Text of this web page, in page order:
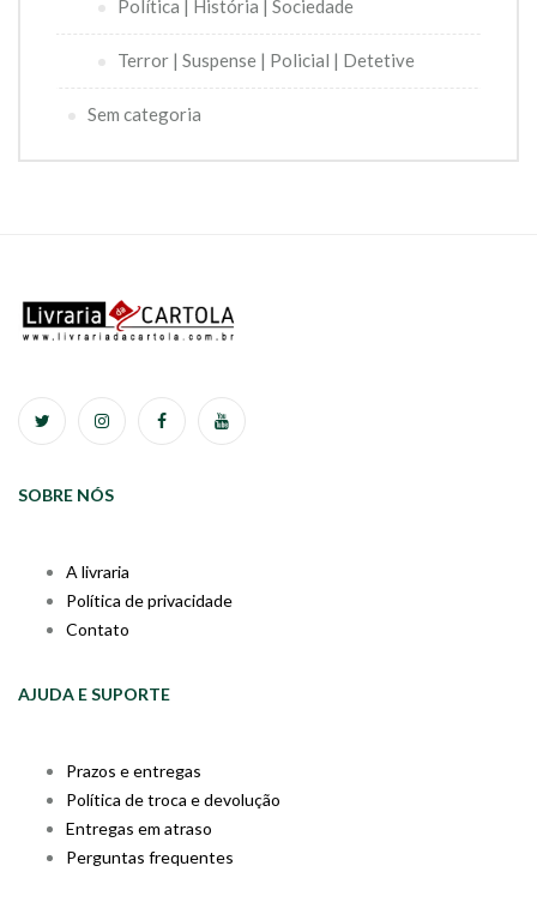
Política | História | Sociedade
Terror | Suspense | Policial | Detetive
Sem categoria
SOBRE NÓS
A livraria
Política de privacidade
Contato
AJUDA E SUPORTE
Prazos e entregas
Política de troca e devolução
Entregas em atraso
Perguntas frequentes